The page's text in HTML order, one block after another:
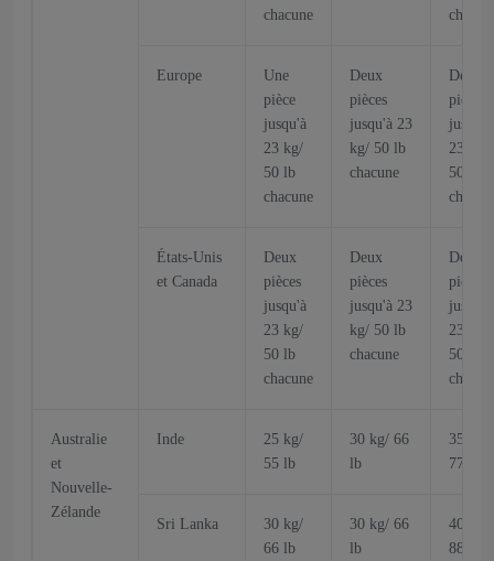
chacune
Europe
Une
pièce
jusqu'à
23 kg/
50 lb
chacune
Deux
pièces
jusqu'à 23
kg/ 50 lb
chacune
Deux
pièces
jusqu'à
23 kg/
50 lb
États-Unis
et Canada
Deux
pièces
jusqu'à
23 kg/
50 lb
chacune
Deux
pièces
jusqu'à 23
kg/ 50 lb
chacune
Deux
pièces
jusqu'à
23 kg/
50 lb
Australie
et
Nouvelle-
Zélande
Inde
25 kg/
55 lb
30 kg/ 66
lb
35 kg/
77 lb
Sri Lanka
30 kg/
66 lb
30 kg/ 66
lb
40 kg/
88 lb